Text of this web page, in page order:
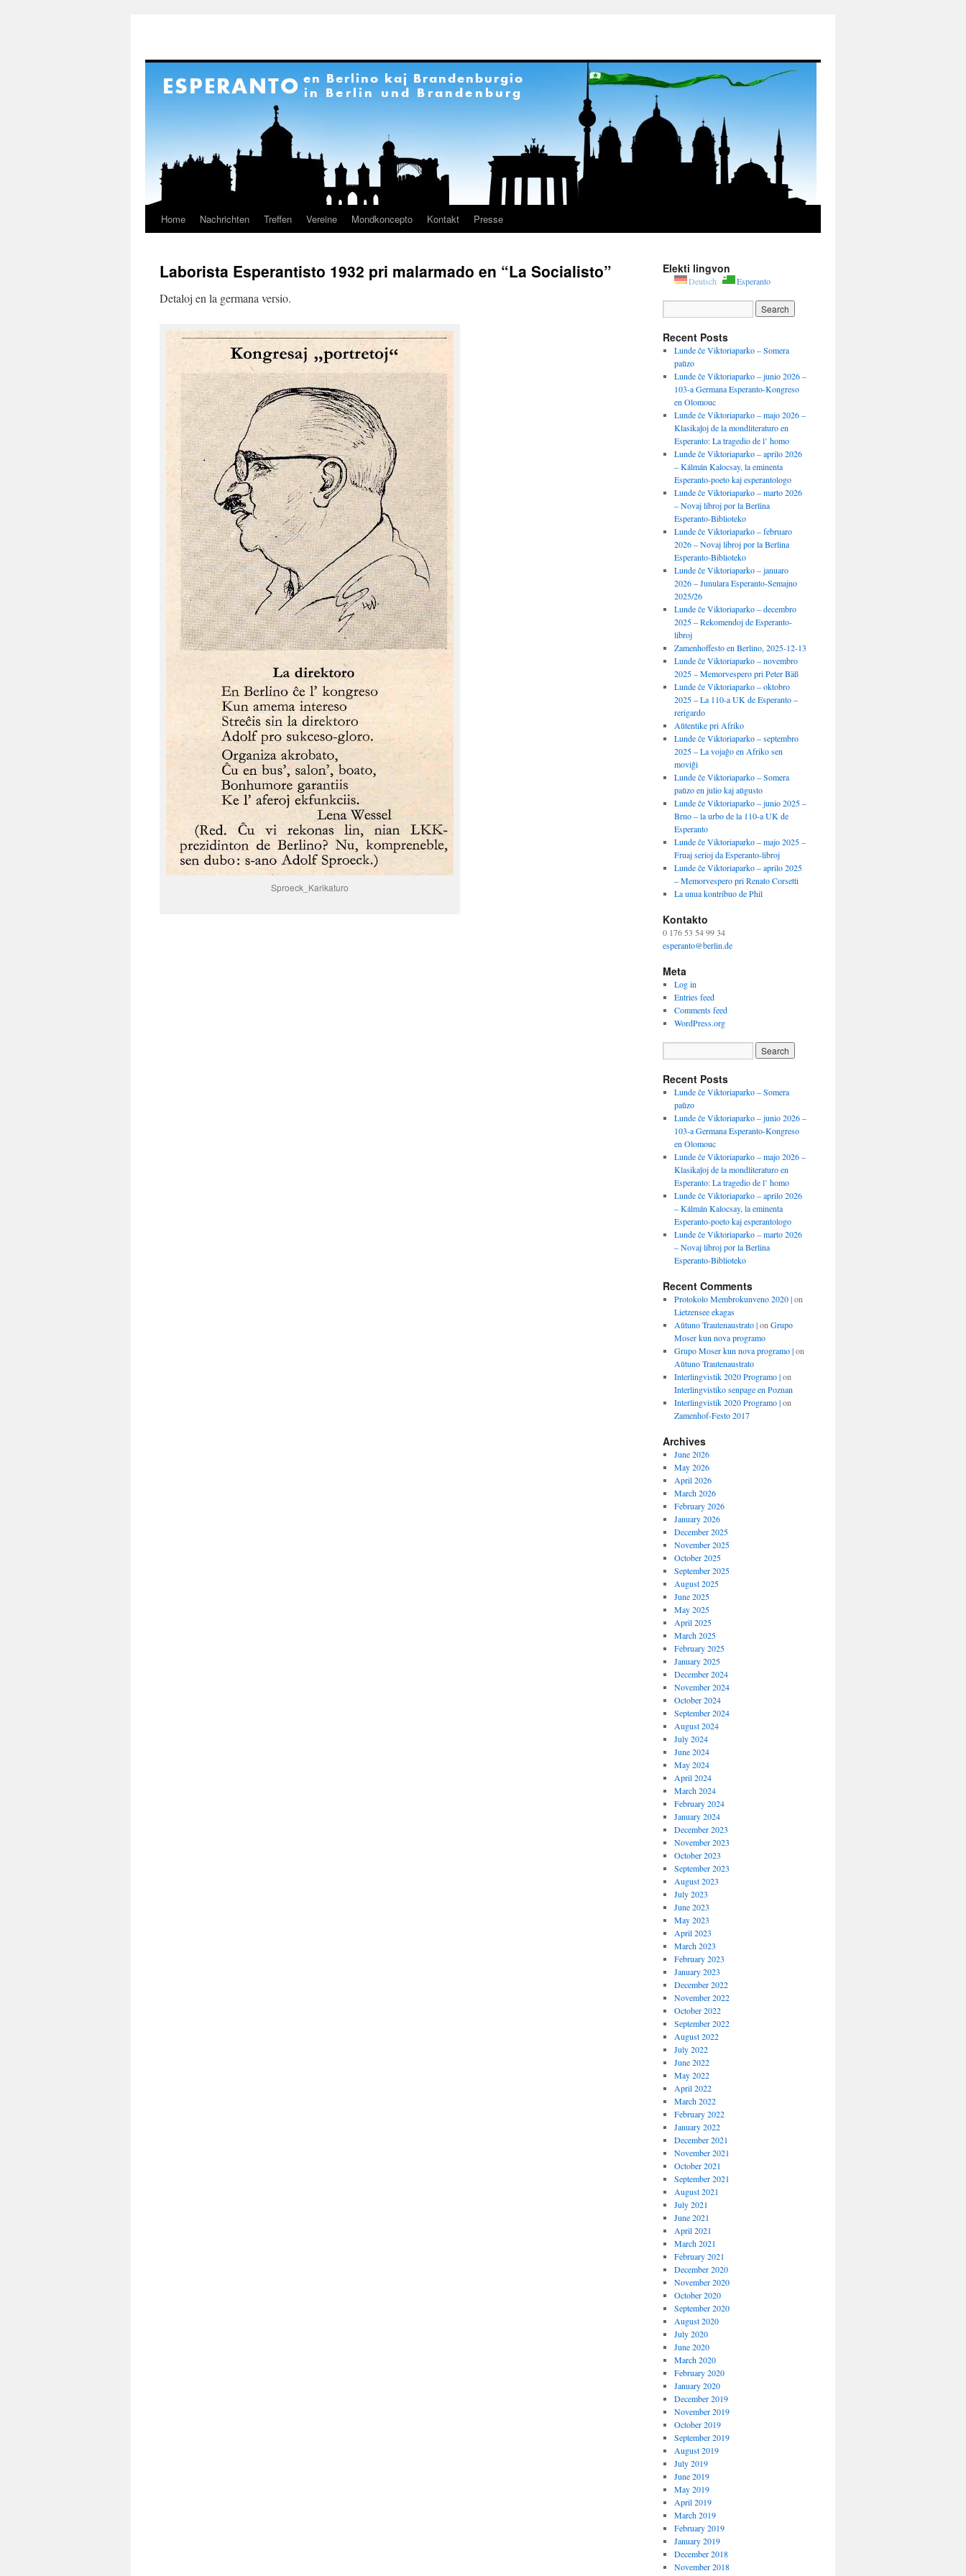
Skip
content
Home Nachrichten Treffen Vereine Mondkoncepto Kontakt Presse
Laborista Esperantisto 1932 pri malarmado en “La Socialisto”
Detaloj en la germana versio.
Sproeck_Karikaturo
Elekti lingvon
Deutsch Esperanto
Recent Posts
Lunde ĉe Viktoriaparko – Somera
paŭzo
Lunde ĉe Viktoriaparko – junio 2026 –
103-a Germana Esperanto-Kongreso
en Olomouc
Lunde ĉe Viktoriaparko – majo 2026 –
Klasikaĵoj de la mondliteraturo en
Esperanto: La tragedio de l’ homo
Lunde ĉe Viktoriaparko – aprilo 2026
– Kálmán Kalocsay, la eminenta
Esperanto-poeto kaj esperantologo
Lunde ĉe Viktoriaparko – marto 2026
– Novaj libroj por la Berlina
Esperanto-Biblioteko
Lunde ĉe Viktoriaparko – februaro
2026 – Novaj libroj por la Berlina
Esperanto-Biblioteko
Lunde ĉe Viktoriaparko – januaro
2026 – Junulara Esperanto-Semajno
2025/26
Lunde ĉe Viktoriaparko – decembro
2025 – Rekomendoj de Esperanto-
libroj
Zamenhoffesto en Berlino, 2025-12-13
Lunde ĉe Viktoriaparko – novembro
2025 – Memorvespero pri Peter Bäß
Lunde ĉe Viktoriaparko – oktobro
2025 – La 110-a UK de Esperanto –
rerigardo
Aŭtentike pri Afriko
Lunde ĉe Viktoriaparko – septembro
2025 – La vojaĝo en Afriko sen
moviĝi
Lunde ĉe Viktoriaparko – Somera
paŭzo en julio kaj aŭgusto
Lunde ĉe Viktoriaparko – junio 2025 –
Brno – la urbo de la 110-a UK de
Esperanto
Lunde ĉe Viktoriaparko – majo 2025 –
Fruaj serioj da Esperanto-libroj
Lunde ĉe Viktoriaparko – aprilo 2025
– Memorvespero pri Renato Corsetti
La unua kontribuo de Phil
Kontakto
0 176 53 54 99 34
esperanto@berlin.de
Meta
Log in
Entries feed
Comments feed
WordPress.org
Recent Posts
Lunde ĉe Viktoriaparko – Somera
paŭzo
Lunde ĉe Viktoriaparko – junio 2026 –
103-a Germana Esperanto-Kongreso
en Olomouc
Lunde ĉe Viktoriaparko – majo 2026 –
Klasikaĵoj de la mondliteraturo en
Esperanto: La tragedio de l’ homo
Lunde ĉe Viktoriaparko – aprilo 2026
– Kálmán Kalocsay, la eminenta
Esperanto-poeto kaj esperantologo
Lunde ĉe Viktoriaparko – marto 2026
– Novaj libroj por la Berlina
Esperanto-Biblioteko
Recent Comments
Protokolo Membrokunveno 2020 |on
Lietzensee ekagas
Aŭtuno Trautenaustrato |on Grupo
Moser kun nova programo
Grupo Moser kun nova programo |on
Aŭtuno Trautenaustrato
Interlingvistik 2020 Programo |on
Interlingvistiko senpage en Poznan
Interlingvistik 2020 Programo |on
Zamenhof-Festo 2017
Archives
June 2026
May 2026
April 2026
March 2026
February 2026
January 2026
December 2025
November 2025
October 2025
September 2025
August 2025
June 2025
May 2025
April 2025
March 2025
February 2025
January 2025
December 2024
November 2024
October 2024
September 2024
August 2024
July 2024
June 2024
May 2024
April 2024
March 2024
February 2024
January 2024
December 2023
November 2023
October 2023
September 2023
August 2023
July 2023
June 2023
May 2023
April 2023
March 2023
February 2023
January 2023
December 2022
November 2022
October 2022
September 2022
August 2022
July 2022
June 2022
May 2022
April 2022
March 2022
February 2022
January 2022
December 2021
November 2021
October 2021
September 2021
August 2021
July 2021
June 2021
April 2021
March 2021
February 2021
December 2020
November 2020
October 2020
September 2020
August 2020
July 2020
June 2020
March 2020
February 2020
January 2020
December 2019
November 2019
October 2019
September 2019
August 2019
July 2019
June 2019
May 2019
April 2019
March 2019
February 2019
January 2019
December 2018
November 2018